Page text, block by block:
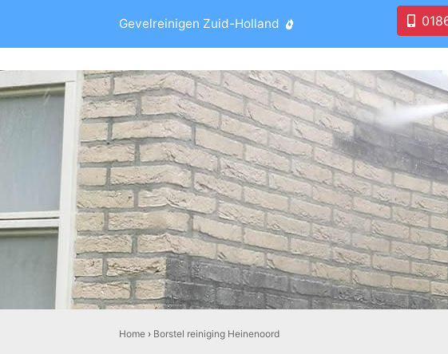
Gevelreinigen Zuid-Holland
Home › Borstel reiniging Heinenoord